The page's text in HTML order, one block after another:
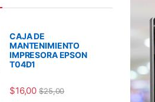
CAJA DE
MANTENIMIENTO
IMPRESORA EPSON
T04D1
$16,00 $25,00